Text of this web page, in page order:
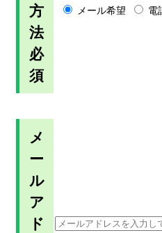
方
法
必
須
メール希望 電
メ
ー
ル
ア
ド